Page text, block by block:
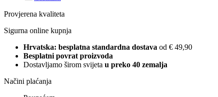
Provjerena kvaliteta
Sigurna online kupnja
Hrvatska: besplatna standardna dostava od € 49,90
Besplatni povrat proizvoda
Dostavljamo širom svijeta u preko 40 zemalja
Načini plaćanja